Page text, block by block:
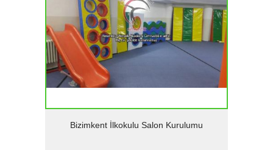
Detaylar
Bizimkent İlkokulu Salon Kurulumu